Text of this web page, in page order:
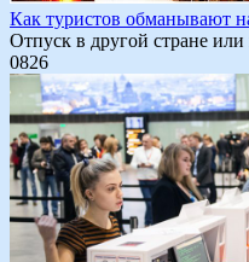
Как туристов обманывают
Отпуск в другой стране
0826